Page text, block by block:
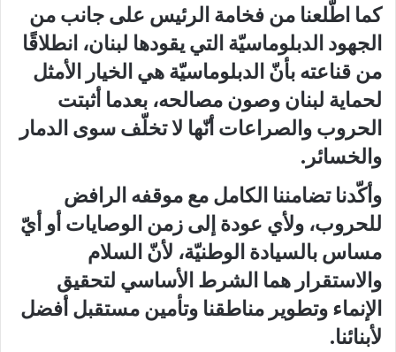
كما اطّلعنا من فخامة الرئيس على جانب من
الجهود الدبلوماسيّة التي يقودها لبنان، انطلاقًا
من قناعته بأنّ الدبلوماسيّة هي الخيار الأمثل
لحماية لبنان وصون مصالحه، بعدما أثبتت
الحروب والصراعات أنّها لا تخلّف سوى الدمار
والخسائر.
وأكّدنا تضامننا الكامل مع موقفه الرافض
للحروب، ولأي عودة إلى زمن الوصايات أو أيّ
مساس بالسيادة الوطنيّة، لأنّ السلام
والاستقرار هما الشرط الأساسي لتحقيق
الإنماء وتطوير مناطقنا وتأمين مستقبل أفضل
لأبنائنا.